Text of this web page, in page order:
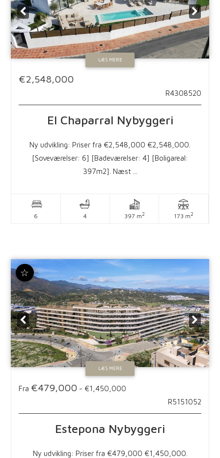
LÆS MERE
€2,548,000
R4308520
El Chaparral Nybyggeri
Ny udvikling: Priser fra €2,548,000 €2,548,000.
[Soveværelser: 6] [Badeværelser: 4] [Boligareal:
397m2]. Næst ...
6 4 397 m2 173 m2
☆
LÆS MERE
Fra €479,000 - €1,450,000
R5151052
Estepona Nybyggeri
Ny udvikling: Priser fra €479,000 €1,450,000.